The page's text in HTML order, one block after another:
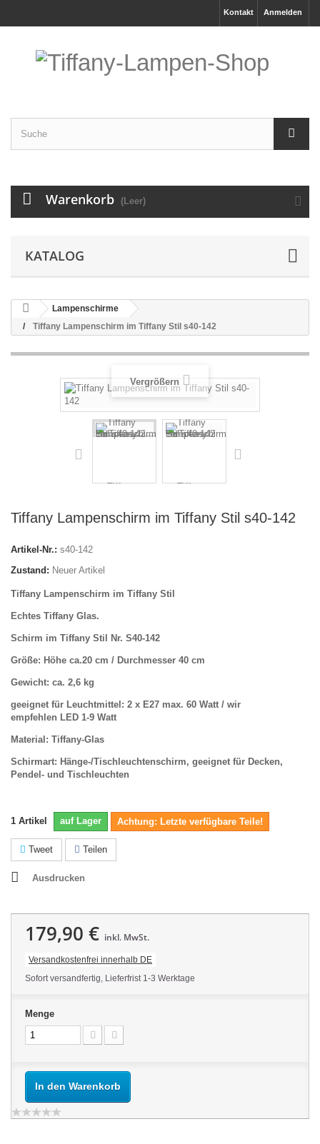
Anmelden
Kontakt
Warenkorb (Leer)
KATALOG
Lampenschirme
Tiffany Lampenschirm im Tiffany Stil s40-142
Vergrößern
Tiffany Lampenschirm im Tiffany Stil s40-142
Artikel-Nr.: s40-142
Zustand: Neuer Artikel
Tiffany Lampenschirm im Tiffany Stil
Echtes Tiffany Glas.
Schirm im Tiffany Stil Nr. S40-142
Größe: Höhe ca.20 cm / Durchmesser 40 cm
Gewicht: ca. 2,6 kg
geeignet für Leuchtmittel: 2 x E27 max. 60 Watt / wir
empfehlen LED 1-9 Watt
Material: Tiffany-Glas
Schirmart: Hänge-/Tischleuchtenschirm, geeignet für Decken,
Pendel- und Tischleuchten
1 Artikel auf Lager Achtung: Letzte verfügbare Teile!
Tweet Teilen
Ausdrucken
179,90 € inkl. MwSt.
Versandkostenfrei innerhalb DE
Sofort versandfertig, Lieferfrist 1-3 Werktage
Menge
In den Warenkorb